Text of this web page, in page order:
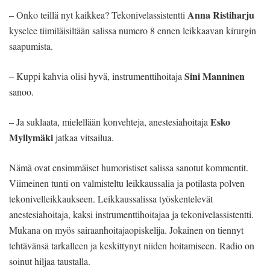
­– Onko teillä nyt kaikkea? Tekonivelassistentti Anna Ristiharju
kyselee tiimiläisiltään salissa numero 8 ennen leikkaavan kirurgin
saapumista.
– Kuppi kahvia olisi hyvä, instrumenttihoitaja Sini Manninen
sanoo.
– Ja suklaata, mielellään konvehteja, anestesiahoitaja Esko
Myllymäkijatkaa vitsailua.
Nämä ovat ensimmäiset humoristiset salissa sanotut kommentit.
Viimeinen tunti on valmisteltu leikkaussalia ja potilasta polven
tekonivelleikkaukseen. Leikkaussalissa työskentelevät
anestesiahoitaja, kaksi instrumenttihoitajaa ja tekonivelassistentti.
Mukana on myös sairaanhoitajaopiskelija. Jokainen on tiennyt
tehtävänsä tarkalleen ja keskittynyt niiden hoitamiseen. Radio on
soinut hiljaa taustalla.